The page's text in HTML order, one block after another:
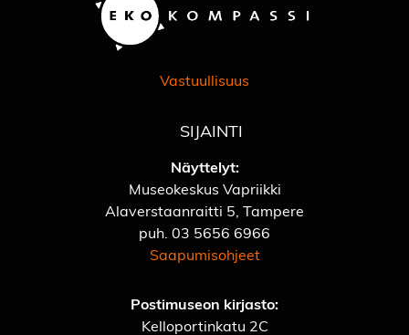
Vastuullisuus
SIJAINTI
Näyttelyt:
Museokeskus Vapriikki
Alaverstaanraitti 5, Tampere
puh. 03 5656 6966
Saapumisohjeet
Postimuseon kirjasto:
Kelloportinkatu 2C